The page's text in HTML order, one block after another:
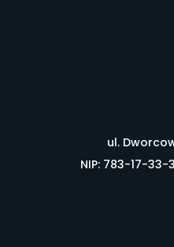
ul.
NIP: 783-17-33-